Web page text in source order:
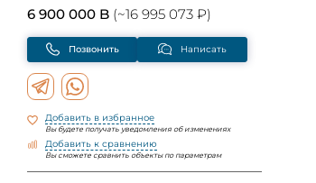
6 900 000 B (~16 995 073 ₽)
Позвонить Написать
Добавить в избранное
Вы будете получать уведомления об изменениях
Добавить к сравнению
Вы сможете сравнить объекты по параметрам